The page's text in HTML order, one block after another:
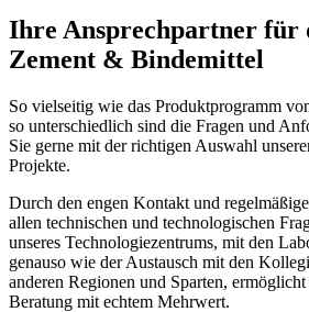
Ihre Ansprechpartner für
Zement & Bindemittel
So vielseitig wie das Produktprogramm
so unterschiedlich sind die Fragen und
Sie gerne mit der richtigen Auswahl
Projekte.
Durch den engen Kontakt und
allen technischen und technologischen
unseres Technologiezentrums, mit den
genauso wie der Austausch mit den
anderen Regionen und Sparten,
Beratung mit echtem Mehrwert.